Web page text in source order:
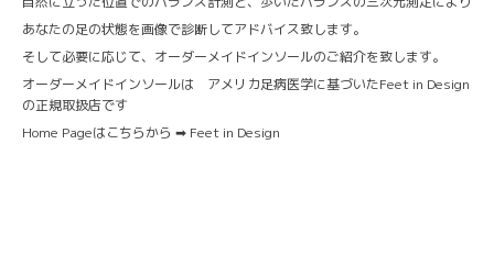
あなたの足の状態を画像で診断してアドバイス致します。
そして必要に応じて、オーダーメイドインソールのご紹介を致します。
オーダーメイドインソールは アメリカ足病医学に基づいたFeet in Design
の正規取扱店です
Home Pageはこちらから ➡ Feet in Design